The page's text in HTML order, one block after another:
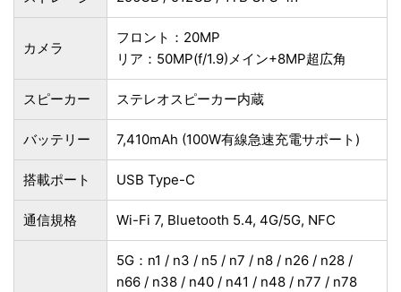
カメラ
フロント：20MP
リア：50MP(f/1.9)メイン+8MP超広角
スピーカー ステレオスピーカー内蔵
バッテリー 7,410mAh (100W有線急速充電サポート)
搭載ポート USB Type-C
通信規格 Wi-Fi 7, Bluetooth 5.4, 4G/5G, NFC
5G：n1 / n3 / n5 / n7 / n8 / n26 / n28 /
n66 / n38 / n40 / n41 / n48 / n77 / n78